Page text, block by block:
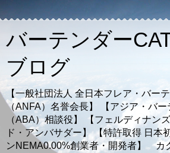
バーテンダー
ブログ
【一般社団法人 全日本フレア・バー
（ANFA）名誉会長】 【アジア・バ
（ABA）相談役】 【フェルディナン
ド・アンバサダー】 【特許取得 日本
ンNEMA0.00%創業者・開発者】 カ